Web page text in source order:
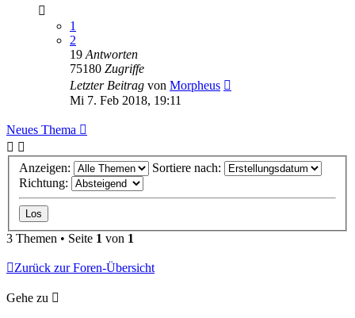
1
2
19 Antworten
75180 Zugriffe
Letzter Beitrag von Morpheus
Mi 7. Feb 2018, 19:11
Neues Thema
Anzeigen:
Sortiere nach:
Richtung:
3 Themen • Seite 1 von 1
Zurück zur Foren-Übersicht
Gehe zu